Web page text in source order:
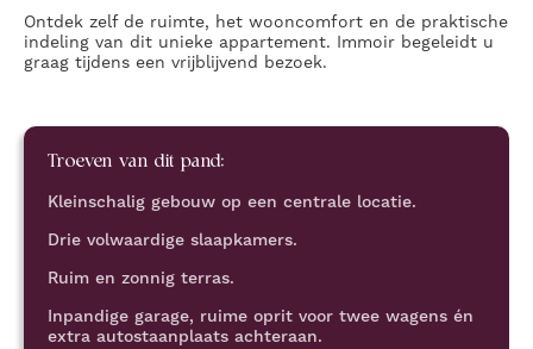
Ontdek zelf de ruimte, het wooncomfort en de praktische
indeling van dit unieke appartement. Immoir begeleidt u
graag tijdens een vrijblijvend bezoek.
Troeven van dit pand:
Kleinschalig gebouw op een centrale locatie.
Drie volwaardige slaapkamers.
Ruim en zonnig terras.
Inpandige garage, ruime oprit voor twee wagens én
extra autostaanplaats achteraan.